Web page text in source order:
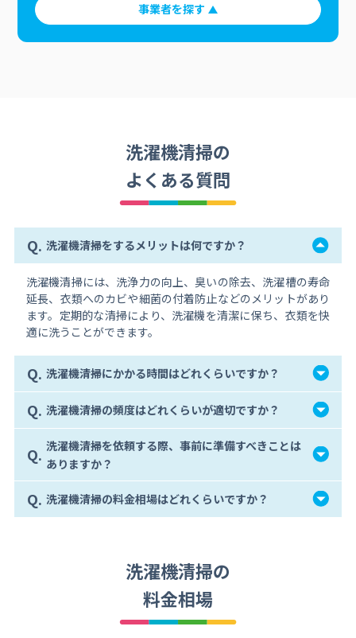
事業者を探す
洗濯機清掃の
よくある質問
Q. 洗濯機清掃をするメリットは何ですか？
洗濯機清掃には、洗浄力の向上、臭いの除去、洗濯槽の寿命
延長、衣類へのカビや細菌の付着防止などのメリットがあり
ます。定期的な清掃により、洗濯機を清潔に保ち、衣類を快
適に洗うことができます。
Q. 洗濯機清掃にかかる時間はどれくらいですか？
Q. 洗濯機清掃の頻度はどれくらいが適切ですか？
Q. 洗濯機清掃を依頼する際、事前に準備すべきことは
ありますか？
Q. 洗濯機清掃の料金相場はどれくらいですか？
洗濯機清掃の
料金相場